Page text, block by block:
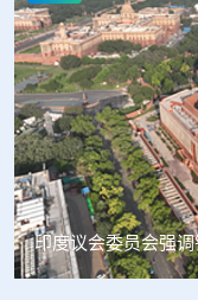
中核辐智正式设立